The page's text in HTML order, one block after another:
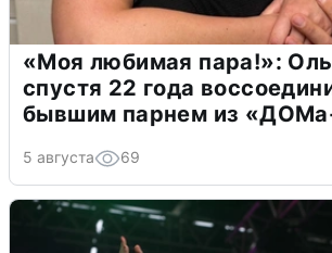
«Моя любимая пара!»:
спустя 22 года
бывшим парнем из
5 августа 69